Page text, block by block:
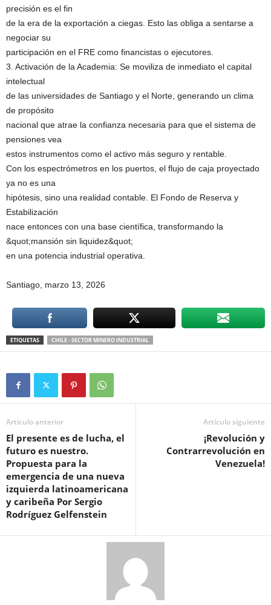
precisión es el fin
de la era de la exportación a ciegas. Esto las obliga a sentarse a
negociar su
participación en el FRE como financistas o ejecutores.
3. Activación de la Academia: Se moviliza de inmediato el capital
intelectual
de las universidades de Santiago y el Norte, generando un clima
de propósito
nacional que atrae la confianza necesaria para que el sistema de
pensiones vea
estos instrumentos como el activo más seguro y rentable.
Con los espectrómetros en los puertos, el flujo de caja proyectado
ya no es una
hipótesis, sino una realidad contable. El Fondo de Reserva y
Estabilización
nace entonces con una base científica, transformando la
&quot;mansión sin liquidez&quot;
en una potencia industrial operativa.
Santiago, marzo 13, 2026
ETIQUETAS CHILE - SECTOR MINERO INDUSTRIAL
Artículo anterior
El presente es de lucha, el
futuro es nuestro.
Propuesta para la
emergencia de una nueva
izquierda latinoamericana
y caribeña Por Sergio
Rodríguez Gelfenstein
Artículo siguiente
¡Revolución y
Contrarrevolución en
Venezuela!